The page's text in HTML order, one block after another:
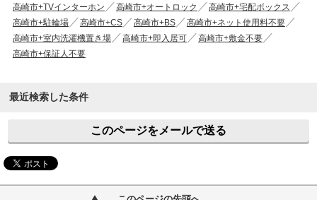
高崎市+TVインターホン
高崎市+オートロック
高崎市+宅配ボックス
高崎市+駐輪場
高崎市+CS 高崎市+BS
高崎市+ネット使用料不要
高崎市+室内洗濯機置き場
高崎市+即入居可
高崎市+敷金不要
高崎市+保証人不要
最近検索した条件
このページをメールで送る